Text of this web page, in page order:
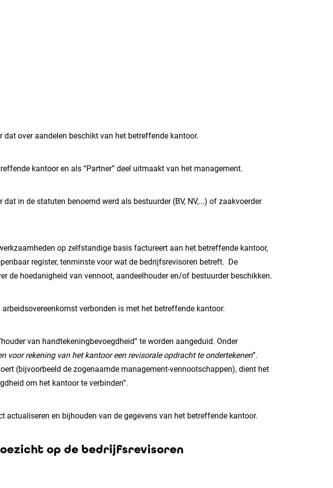
over aandelen beschikt van het betreffende kantoor.
kantoor en als “Partner” deel uitmaakt van het management.
in de statuten benoemd werd als bestuurder (BV, NV,...) of zaakvoerder
op zelfstandige basis factureert aan het betreffende kantoor,
register, tenminste voor wat de bedrijfsrevisoren betreft. De
de hoedanigheid van vennoot, aandeelhouder en/of bestuurder beschikken.
verbonden is met het betreffende kantoor.
van handtekeningbevoegdheid” te worden aangeduid. Onder
voor rekening van het kantoor een revisorale opdracht te ondertekenen”.
(bijvoorbeeld de zogenaamde management-vennootschappen), dient het
om het kantoor te verbinden”.
en bijhouden van de gegevens van het betreffende kantoor.
op de bedrijfsrevisoren